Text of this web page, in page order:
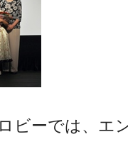
ビーでは、エ